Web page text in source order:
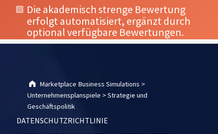
Die akademisch strenge Bewertung
erfolgt automatisiert, ergänzt durch
optional verfügbare Bewertungen.
Skip back to main navigation
Marketplace Business Simulations >
Unternehmensplanspiele >Strategie und
Geschäftspolitik
DATENSCHUTZRICHTLINIE